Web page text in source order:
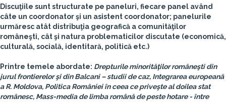
Discuţiile sunt structurate pe paneluri, fiecare panel având
câte un coordonator şi un asistent coordonator; panelurile
urmăresc atât distribuţia geografică a comunităţilor
româneşti, cât şi natura problematicilor discutate (economică,
culturală, socială, identitară, politică etc.)
Printre temele abordate: Drepturile minorităţilor româneşti din
jurul frontierelor şi din Balcani – studii de caz, Integrarea europeană
a R. Moldova, Politica României în ceea ce priveşte al doilea stat
românesc, Mass-media de limba română de peste hotare - între